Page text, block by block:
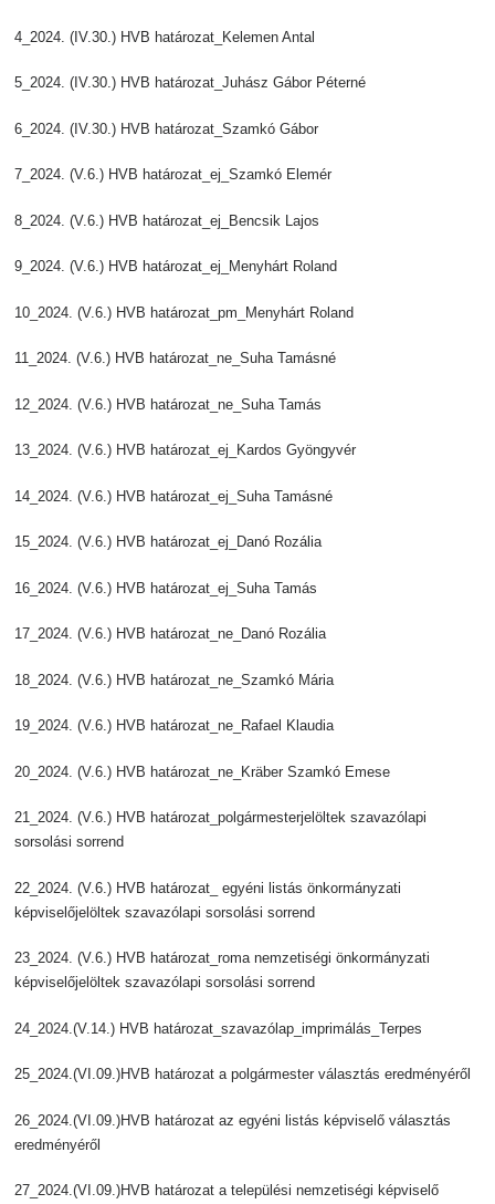
4_2024. (IV.30.) HVB határozat_Kelemen Antal
5_2024. (IV.30.) HVB határozat_Juhász Gábor Péterné
6_2024. (IV.30.) HVB határozat_Szamkó Gábor
7_2024. (V.6.) HVB határozat_ej_Szamkó Elemér
8_2024. (V.6.) HVB határozat_ej_Bencsik Lajos
9_2024. (V.6.) HVB határozat_ej_Menyhárt Roland
10_2024. (V.6.) HVB határozat_pm_Menyhárt Roland
11_2024. (V.6.) HVB határozat_ne_Suha Tamásné
12_2024. (V.6.) HVB határozat_ne_Suha Tamás
13_2024. (V.6.) HVB határozat_ej_Kardos Gyöngyvér
14_2024. (V.6.) HVB határozat_ej_Suha Tamásné
15_2024. (V.6.) HVB határozat_ej_Danó Rozália
16_2024. (V.6.) HVB határozat_ej_Suha Tamás
17_2024. (V.6.) HVB határozat_ne_Danó Rozália
18_2024. (V.6.) HVB határozat_ne_Szamkó Mária
19_2024. (V.6.) HVB határozat_ne_Rafael Klaudia
20_2024. (V.6.) HVB határozat_ne_Kräber Szamkó Emese
21_2024. (V.6.) HVB határozat_polgármesterjelöltek szavazólapi
sorsolási sorrend
22_2024. (V.6.) HVB határozat_ egyéni listás önkormányzati
képviselőjelöltek szavazólapi sorsolási sorrend
23_2024. (V.6.) HVB határozat_roma nemzetiségi önkormányzati
képviselőjelöltek szavazólapi sorsolási sorrend
24_2024.(V.14.) HVB határozat_szavazólap_imprimálás_Terpes
25_2024.(VI.09.)HVB határozat a polgármester választás eredményéről
26_2024.(VI.09.)HVB határozat az egyéni listás képviselő választás
eredményéről
27_2024.(VI.09.)HVB határozat a települési nemzetiségi képviselő